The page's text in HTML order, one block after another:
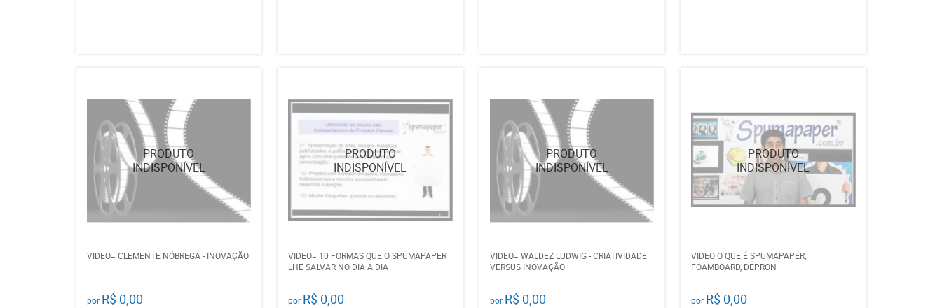
VIDEO= CLEMENTE NÓBREGA - INOVAÇÃO
por R$ 0,00
VIDEO= 10 FORMAS QUE O SPUMAPAPER
LHE SALVAR NO DIA A DIA
por R$ 0,00
VIDEO= WALDEZ LUDWIG - CRIATIVIDADE
VERSUS INOVAÇÃO
por R$ 0,00
VIDEO O QUE É SPUMAPAPER,
FOAMBOARD, DEPRON
por R$ 0,00